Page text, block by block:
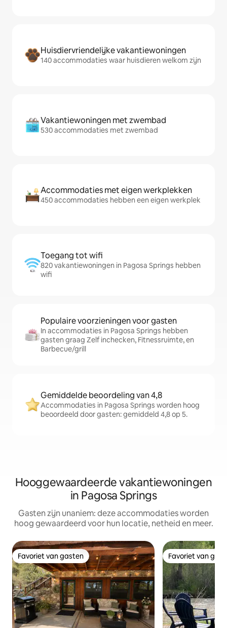
Huisdiervriendelijke vakantiewoningen
140 accommodaties waar huisdieren welkom zijn
Vakantiewoningen met zwembad
530 accommodaties met zwembad
Accommodaties met eigen werkplekken
450 accommodaties hebben een eigen werkplek
Toegang tot wifi
820 vakantiewoningen in Pagosa Springs hebben
wifi
Populaire voorzieningen voor gasten
In accommodaties in Pagosa Springs hebben
gasten graag Zelf inchecken, Fitnessruimte, en
Barbecue/grill
Gemiddelde beoordeling van 4,8
Accommodaties in Pagosa Springs worden hoog
beoordeeld door gasten: gemiddeld 4,8 op 5.
Hooggewaardeerde vakantiewoningen
in Pagosa Springs
Gasten zijn unaniem: deze accommodaties worden
hoog gewaardeerd voor hun locatie, netheid en meer.
Favoriet van gasten
Favoriet van gasten Favoriet van
Favoriet van